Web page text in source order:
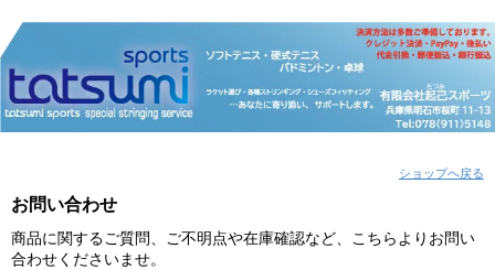
ショップへ戻る
お問い合わせ
商品に関するご質問、ご不明点や在庫確認など、こちらよりお問い
合わせくださいませ。